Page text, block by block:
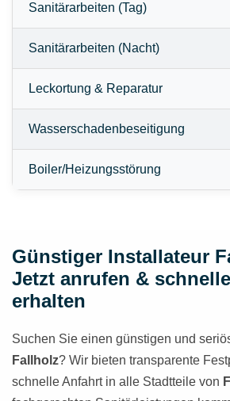
Sanitärarbeiten (Tag)
Sanitärarbeiten (Nacht)
Leckortung & Reparatur
Wasserschadenbeseitigung
Boiler/Heizungsstörung
Günstiger Installateur
Jetzt anrufen &
erhalten
Suchen Sie einen günstigen und
Fallholz? Wir bieten transparente
schnelle Anfahrt in alle Stadtteile von